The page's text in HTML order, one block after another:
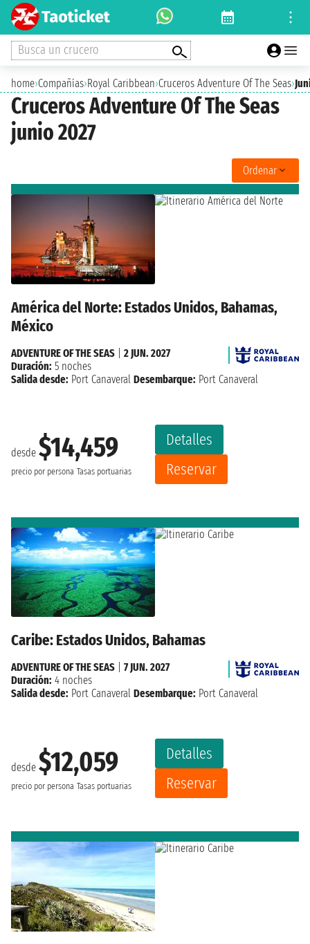
Busca un crucero
home›Compañías›Royal Caribbean›Cruceros Adventure Of The Seas›
Cruceros Adventure Of The Seas
junio 2027
Ordenar
América del Norte: Estados Unidos, Bahamas,
México
desde $14,459
precio por persona Tasas portuarias
Detalles
Reservar
ADVENTURE OF THE SEAS
2 JUN. 2027
Duración: 5 noches
Salida desde: Port Canaveral Desembarque: Port Canaveral
Caribe: Estados Unidos, Bahamas
desde $12,059
precio por persona Tasas portuarias
Detalles
Reservar
ADVENTURE OF THE SEAS
7 JUN. 2027
Duración: 4 noches
Salida desde: Port Canaveral Desembarque: Port Canaveral